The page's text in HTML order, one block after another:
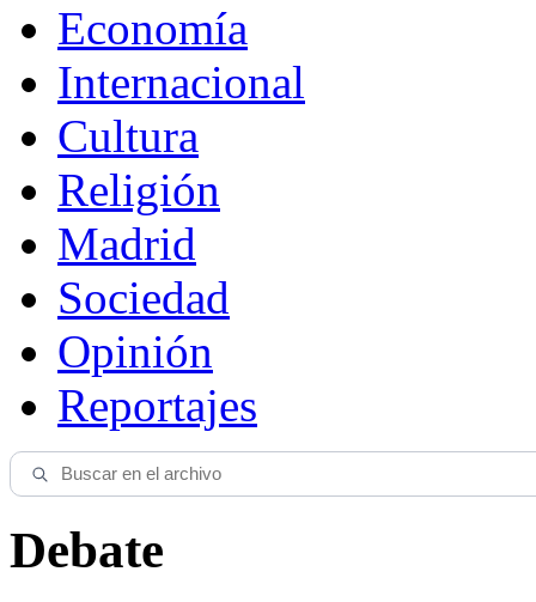
Economía
Internacional
Cultura
Religión
Madrid
Sociedad
Opinión
Reportajes
Debate